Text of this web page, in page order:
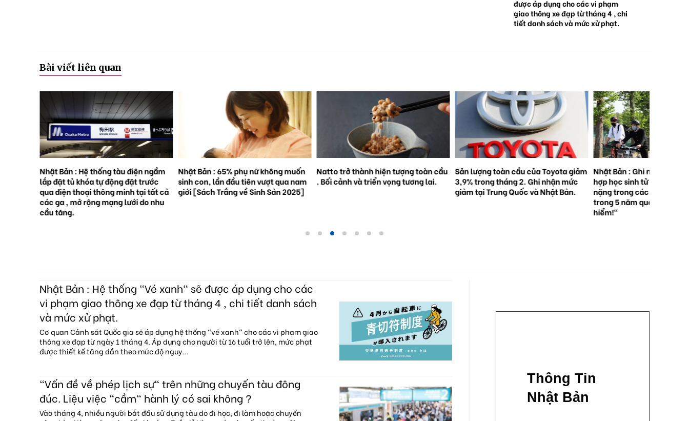
được áp dụng cho các vi phạm
giao thông xe đạp từ tháng 4 , chi
tiết danh sách và mức xử phạt.
Bài viết liên quan
Nhật Bản : Hệ thống tàu điện ngầm
lắp đặt tủ khóa tự động đặt trước
qua điện thoại thông minh tại tất cả
các ga , mở rộng mạng lưới do nhu
cầu tăng.
Nhật Bản : 65% phụ nữ không muốn
sinh con, lần đầu tiên vượt qua nam
giới [Sách Trắng về Sinh Sản 2025]
Natto trở thành hiện tượng toàn cầu
. Bối cảnh và triển vọng tương lai.
Sản lượng toàn cầu của Toyota giảm
3,9% trong tháng 2. Ghi nhận mức
giảm tại Trung Quốc và Nhật Bản.
Nhật Bản : Ghi nhận
hợp học sinh tử vong
nặng trong các vụ tai nạn
trong 5 năm qua . "Hãy
hiểm!"
Nhật Bản : Hệ thống "Vé xanh" sẽ được áp dụng cho các
vi phạm giao thông xe đạp từ tháng 4 , chi tiết danh sách
và mức xử phạt.
Cơ quan Cảnh sát Quốc gia sẽ áp dụng hệ thống "vé xanh" cho các vi phạm giao
thông xe đạp từ ngày 1 tháng 4. Áp dụng cho người từ 16 tuổi trở lên, mức phạt
được thiết kế tăng dần theo mức độ nguy...
"Vấn đề về phép lịch sự" trên những chuyến tàu đông
đúc. Liệu việc "cầm" hành lý có sai không ?
Vào tháng 4, nhiều người bắt đầu sử dụng tàu do đi học, đi làm hoặc chuyển
Thông Tin
Nhật Bản